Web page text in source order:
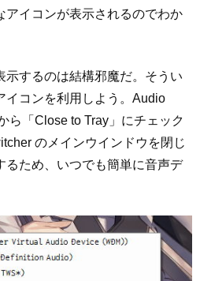
アイコンが表示されるのでわか
示するのは結構邪魔だ。そうい
イコンを利用しよう。Audio
ら「Close to Tray」にチェック
のメインウインドウを閉じ
るため、いつでも簡単に音声デ